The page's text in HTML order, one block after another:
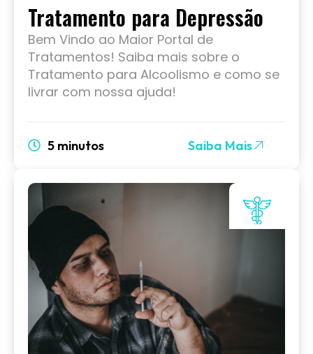
Tratamento para Depressão
Bem Vindo ao Maior Portal de
Tratamentos! Saiba mais sobre o
Tratamento para Alcoolismo e como se
livrar com nossa ajuda!
5 minutos Saiba Mais